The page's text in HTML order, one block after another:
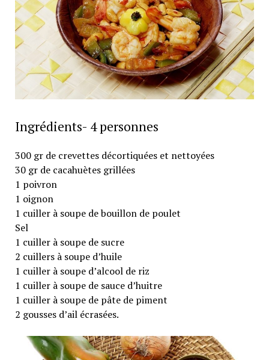
Ingrédients- 4 personnes
300 gr de crevettes décortiquées et nettoyées
30 gr de cacahuètes grillées
1 poivron
1 oignon
1 cuiller à soupe de bouillon de poulet
Sel
1 cuiller à soupe de sucre
2 cuillers à soupe d’huile
1 cuiller à soupe d’alcool de riz
1 cuiller à soupe de sauce d’huitre
1 cuiller à soupe de pâte de piment
2 gousses d’ail écrasées.